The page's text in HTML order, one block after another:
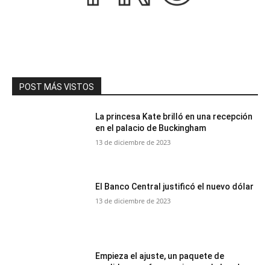
POST MÁS VISTOS
La princesa Kate brilló en una recepción
en el palacio de Buckingham
13 de diciembre de 2023
El Banco Central justificó el nuevo dólar
13 de diciembre de 2023
Empieza el ajuste, un paquete de